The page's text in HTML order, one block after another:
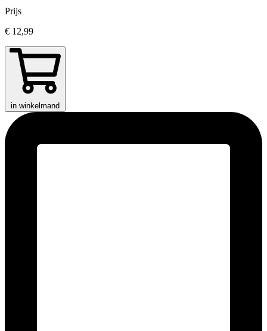
Prijs
€ 12,99
in winkelmand